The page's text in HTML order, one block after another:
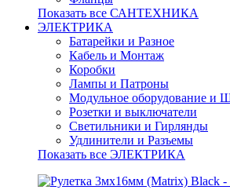
Показать все САНТЕХНИКА
ЭЛЕКТРИКА
Батарейки и Разное
Кабель и Монтаж
Коробки
Лампы и Патроны
Модульное оборудование и
Розетки и выключатели
Светильники и Гирлянды
Удлинители и Разъемы
Показать все ЭЛЕКТРИКА